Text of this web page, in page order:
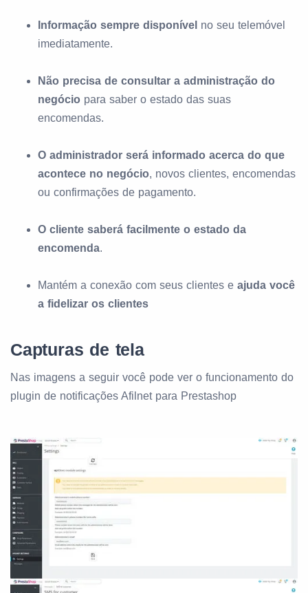
Informação sempre disponível no seu telemóvel
imediatamente.
Não precisa de consultar a administração do
negócio para saber o estado das suas
encomendas.
O administrador será informado acerca do que
acontece no negócio, novos clientes, encomendas
ou confirmações de pagamento.
O cliente saberá facilmente o estado da
encomenda.
Mantém a conexão com seus clientes e ajuda você
a fidelizar os clientes
Capturas de tela
Nas imagens a seguir você pode ver o funcionamento do
plugin de notificações Afilnet para Prestashop